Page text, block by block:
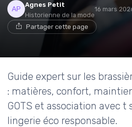
Agnes Petit
Historienne de la mode
16 mars
Partager cette page
Guide expert sur les
: matières, confort,
GOTS et association avec t
lingerie éco responsable.